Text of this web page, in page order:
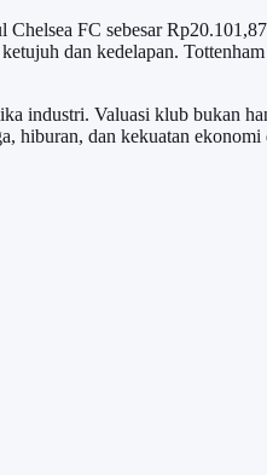
FC sebesar
dan kedelapan.
industri. Valuasi klub bukan
hiburan, dan kekuatan ekonomi